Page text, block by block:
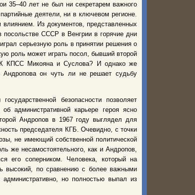
35–40 лет не был ни секретарем важного
деятели, ни в ключевом регионе.
Из документов, представленных
СССР в Венгрии в горячие дни
серьезную роль в принятии решения о
роль может играть посол, бывший второй
ЦК КПСС Микояна и Суслова? И однако же
Андропова он чуть ли не решает судьбу
безопасности позволяет
административной карьере героя ясно
Андропов в 1967 году выглядел для
председателя КГБ. Очевидно, с точки
не имеющий собственной политической
же несамостоятельного, как и Андропов,
его соперником. Человека, который на
высокий, по сравнению с более важными
но полностью выпал из